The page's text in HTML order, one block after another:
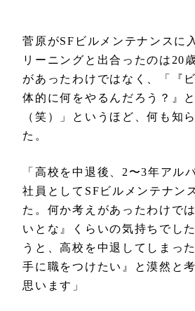
菅原がSFビルメンテナンスに
リーニングと出合ったのは20
があったわけではなく、「『
体的に何をやるんだろう？』
（笑）」というほど、何も知
た。
「高校を中退後、2〜3年アル
社員としてSFビルメンテナン
た。何か考えがあったわけで
いとな』くらいの気持ちでし
うと、高校を中退してしまっ
手に職をつけたい』と漠然と
思います」